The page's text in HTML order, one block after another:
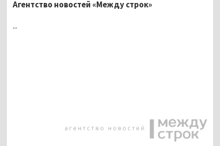
Агентство новостей «Между строк»
...